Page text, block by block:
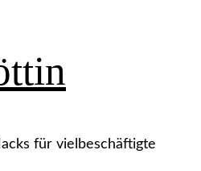
für vielbeschäftigte